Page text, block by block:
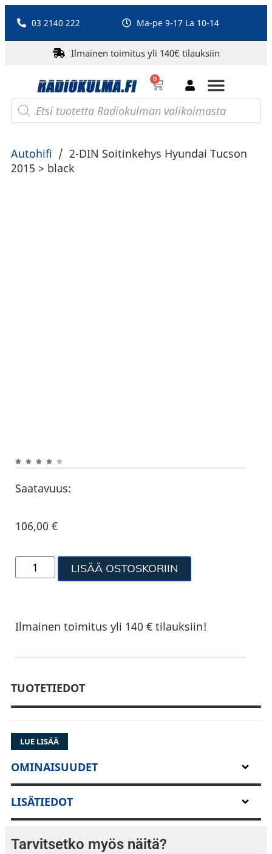
03 2140 222 Ma-pe 9-17 La 10-14
Ilmainen toimitus yli 140€ tilauksiin
0
Autohifi / 2-DIN Soitinkehys Hyundai Tucson
2015 > black
Saatavuus:
106,00€
LISÄÄ OSTOSKORIIN
Ilmainen toimitus yli 140 € tilauksiin!
TUOTETIEDOT
LUE LISÄÄ
OMINAISUUDET
LISÄTIEDOT
Tarvitsetko myös näitä?